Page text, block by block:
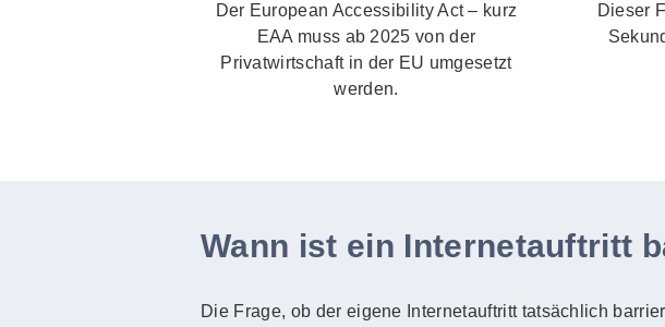
Der European Accessibility Act – kurz
EAA muss ab 2025 von der
Privatwirtschaft in der EU umgesetzt
werden.
Dieser
Wann ist ein Internetauftritt
Die Frage, ob der eigene Internetauftritt tatsächlich